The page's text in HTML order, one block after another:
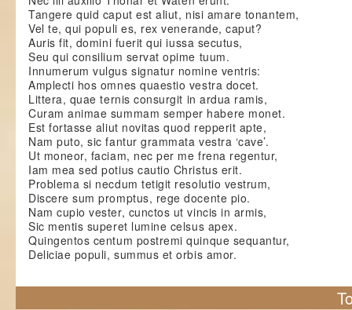
Tangere quid caput est aliut, nisi amare tonantem,
Vel te, qui populi es, rex venerande, caput?
Auris fit, domini fuerit qui iussa secutus,
Seu qui consilium servat opime tuum.
Innumerum vulgus signatur nomine ventris:
Amplecti hos omnes quaestio vestra docet.
Littera, quae ternis consurgit in ardua ramis,
Curam animae summam semper habere monet.
Est fortasse aliut novitas quod repperit apte,
Nam puto, sic fantur grammata vestra ‘cave’.
Ut moneor, faciam, nec per me frena regentur,
Iam mea sed potius cautio Christus erit.
Problema si necdum tetigit resolutio vestrum,
Discere sum promptus, rege docente pio.
Nam cupio vester, cunctos ut vincis in armis,
Sic mentis superet lumine celsus apex.
Quingentos centum postremi quinque sequantur,
Deliciae populi, summus et orbis amor.